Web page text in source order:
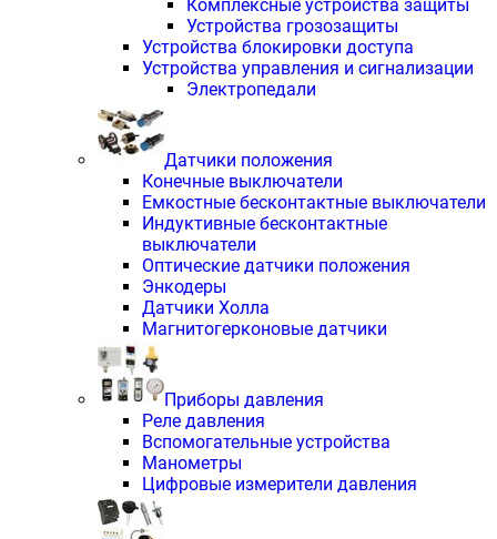
Комплексные устройства защиты
Устройства грозозащиты
Устройства блокировки доступа
Устройства управления и сигнализации
Электропедали
Датчики положения
Конечные выключатели
Емкостные бесконтактные выключатели
Индуктивные бесконтактные
выключатели
Оптические датчики положения
Энкодеры
Датчики Холла
Магнитогерконовые датчики
Приборы давления
Реле давления
Вспомогательные устройства
Манометры
Цифровые измерители давления